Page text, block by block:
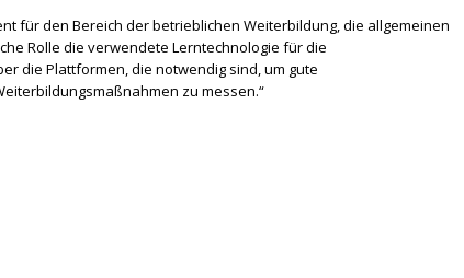
für den Bereich der betrieblichen Weiterbildung, die allgemeinen
Rolle die verwendete Lerntechnologie für die
die Plattformen, die notwendig sind, um gute
zu messen.“